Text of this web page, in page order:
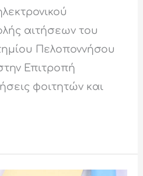
αιτήσεων του
Πελοποννήσου
Επιτροπή
φοιτητών και